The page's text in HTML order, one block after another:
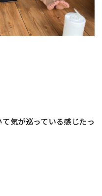
気が巡っている感じたっ